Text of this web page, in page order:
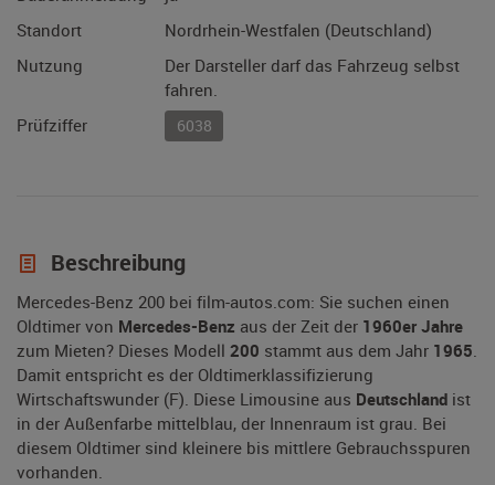
Standort
Nordrhein-Westfalen (Deutschland)
Nutzung
Der Darsteller darf das Fahrzeug selbst
fahren.
Prüfziffer
6038
Beschreibung
Mercedes-Benz 200 bei film-autos.com: Sie suchen einen
Oldtimer von Mercedes-Benz aus der Zeit der 1960er Jahre
zum Mieten? Dieses Modell 200 stammt aus dem Jahr 1965.
Damit entspricht es der Oldtimerklassifizierung
Wirtschaftswunder (F). Diese Limousine aus Deutschland ist
in der Außenfarbe mittelblau, der Innenraum ist grau. Bei
diesem Oldtimer sind kleinere bis mittlere Gebrauchsspuren
vorhanden.